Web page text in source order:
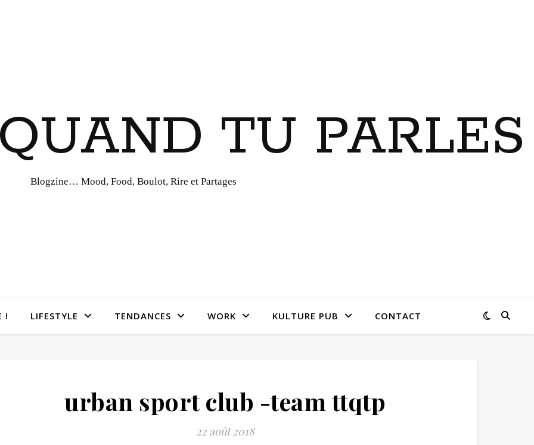
TU PARLES
Blogzine… Mood, Food, Boulot, Rire et Partages
! LIFESTYLE TENDANCES WORK KULTURE PUB CONTACT
urban sport club -team ttqtp
22 août 2018